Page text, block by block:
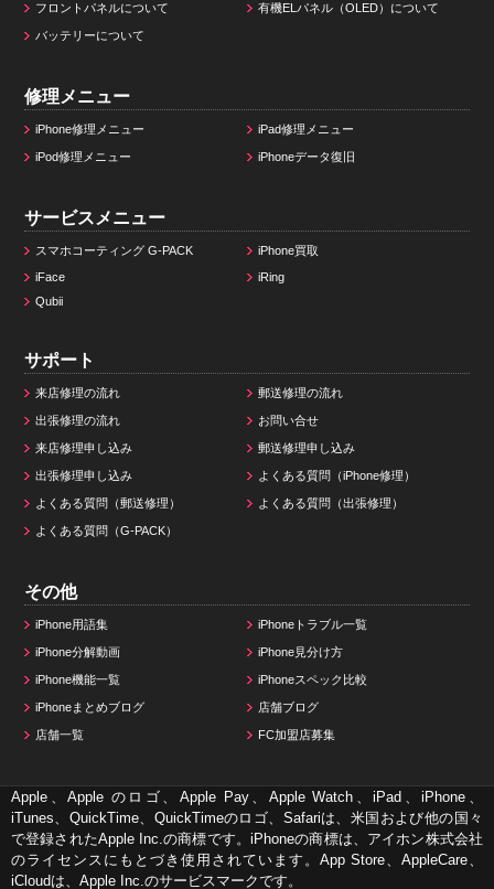
フロントパネルについて 有機ELパネル（OLED）について
バッテリーについて
修理メニュー
iPhone修理メニュー iPad修理メニュー
iPod修理メニュー iPhoneデータ復旧
サービスメニュー
スマホコーティング G-PACK
iPhone買取
iFace
iRing
Qubii
サポート
来店修理の流れ 郵送修理の流れ
出張修理の流れ お問い合せ
来店修理申し込み 郵送修理申し込み
出張修理申し込み よくある質問（iPhone修理）
よくある質問（郵送修理） よくある質問（出張修理）
よくある質問（G-PACK）
その他
iPhone用語集 iPhoneトラブル一覧
iPhone分解動画 iPhone見分け方
iPhone機能一覧 iPhoneスペック比較
iPhoneまとめブログ 店舗ブログ
店舗一覧 FC加盟店募集
Apple、Apple のロゴ、Apple Pay、Apple Watch、iPad、iPhone、
iTunes、QuickTime、QuickTimeのロゴ、Safariは、米国および他の国々
で登録されたApple Inc.の商標です。iPhoneの商標は、アイホン株式会社
のライセンスにもとづき使用されています。App Store、AppleCare、
iCloudは、Apple Inc.のサービスマークです。